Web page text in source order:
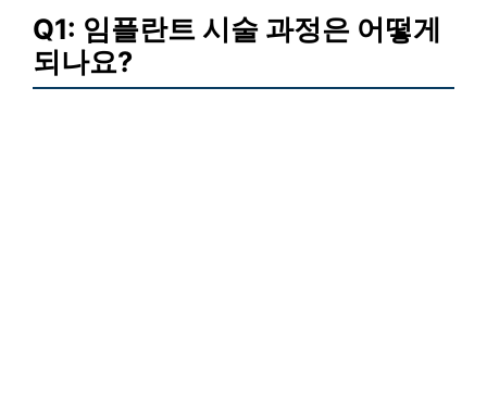
Q1: 임플란트 시술 과정은 어떻게
되나요?